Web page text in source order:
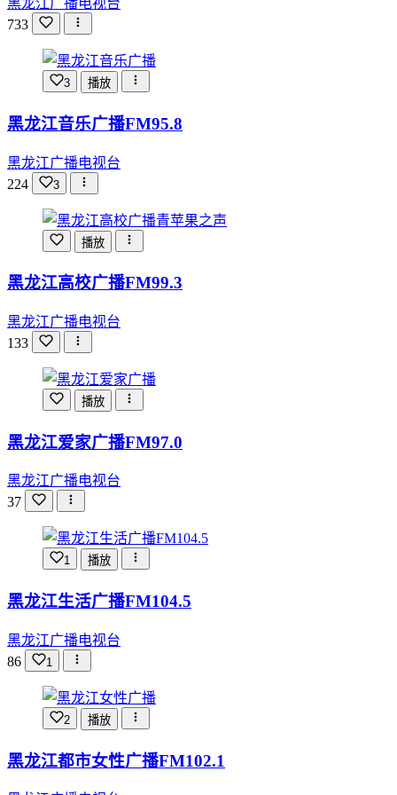
黑龙江广播电视台
733
3 播放
黑龙江音乐广播FM95.8
黑龙江广播电视台
224
3
播放
黑龙江高校广播FM99.3
黑龙江广播电视台
133
播放
黑龙江爱家广播FM97.0
黑龙江广播电视台
37
1 播放
黑龙江生活广播FM104.5
黑龙江广播电视台
86
1
2 播放
黑龙江都市女性广播FM102.1